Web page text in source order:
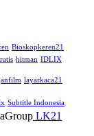
Bioskopkeren21
hitman IDLIX
layarkaca21
Subtitle Indonesia
LK21